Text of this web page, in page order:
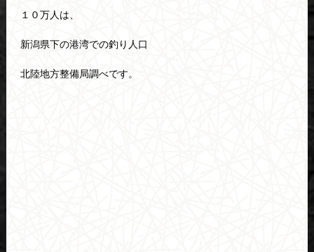
１０万人は、
新潟県下の港湾での釣り人口
北陸地方整備局調べです。